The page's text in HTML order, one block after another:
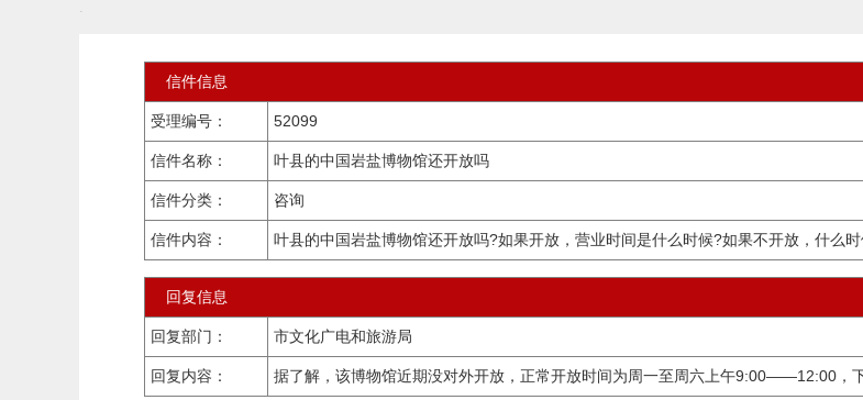
信件信息
受理编号： 52099
信件名称： 叶县的中国岩盐博物馆还开放吗
信件分类： 咨询
信件内容： 叶县的中国岩盐博物馆还开放吗?如果开放，营业时间是什么时候?如果不开放，什么
回复信息
回复部门： 市文化广电和旅游局
回复内容： 据了解，该博物馆近期没对外开放，正常开放时间为周一至周六上午9:00——12:00，